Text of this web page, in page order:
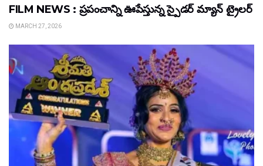
FILM NEWS : ప్రపంచాన్ని ఊపేస్తున్న స్పైడర్ మ్యాన్ ట్రైలర్
MARCH 27, 2026